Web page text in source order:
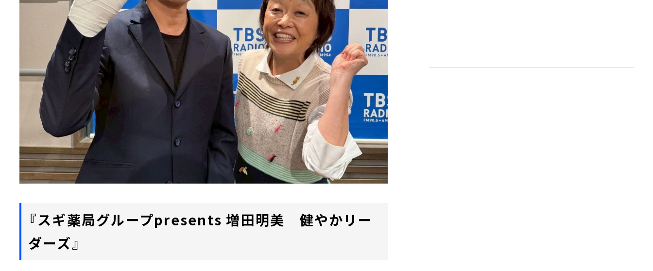
『スギ薬局グループpresents 増田明美 健やかリー
ダーズ』